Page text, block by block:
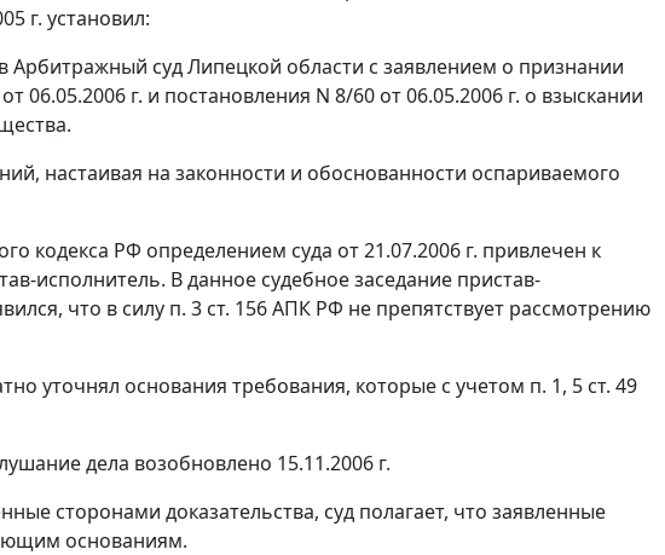
г. установил:
суд Липецкой области с заявлением о признании
г. и постановления N 8/60 от 06.05.2006 г. о взыскании
настаивая на законности и обоснованности оспариваемого
кодекса РФ определением суда от 21.07.2006 г. привлечен к
исполнитель. В данное судебное заседание пристав-
что в силу п. 3 ст. 156АПК РФ не препятствует рассмотрению
уточнял основания требования, которые с учетом п. 1, 5 ст. 49
дела возобновлено 15.11.2006 г.
сторонами доказательства, суд полагает, что заявленные
основаниям.